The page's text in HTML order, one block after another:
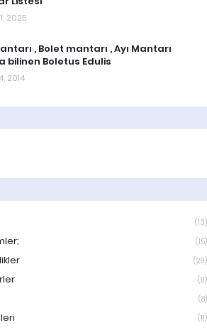
2025
, Bolet mantarı , Ayı Mantarı
bilinen Boletus Edulis
2014
(13)
(15)
(29)
(9)
(8)
(11)